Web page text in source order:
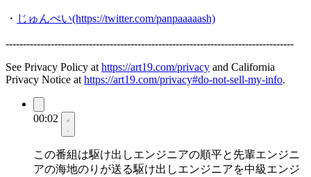
・ じゅんぺい(https://twitter.com/panpaaaaash)
-----------------------------------------------------------------------------------
See Privacy Policy at https://art19.com/privacy and California
Privacy Notice at https://art19.com/privacy#do-not-sell-my-info.
00:02
この番組は駆け出しエンジニアの順平と先輩エンジニ
アの海地のりが送る駆け出しエンジニアを中級エンジ